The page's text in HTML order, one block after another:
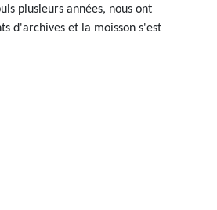
plusieurs années, nous ont
d'archives et la moisson s'est